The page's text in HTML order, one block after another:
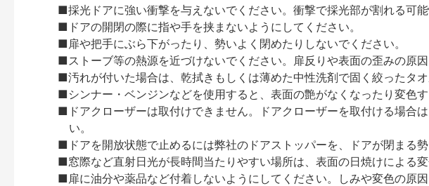
■採光ドアに強い衝撃を与えないでください。衝撃で採光部が割れる可能
■ドアの開閉の際に指や手を挟まないようにしてください。
■扉や把手にぶら下がったり、勢いよく閉めたりしないでください。
■ストーブ等の熱源を近づけないでください。扉反りや表面の歪みの原因
■汚れが付いた場合は、乾拭きもしくは薄めた中性洗剤で固く絞ったタオ
■シンナー・ベンジンなどを使用すると、表面の艶がなくなったり変色
■ドアクローザーは取付けできません。ドアクローザーを取付ける場合
い。
■ドアを開放状態で止めるには弊社のドアストッパーを、ドアが閉まる
■窓際など直射日光が長時間当たりやすい場所は、表面の日焼けによる
■扉に油分や薬品など付着しないようにしてください。しみや変色の原因